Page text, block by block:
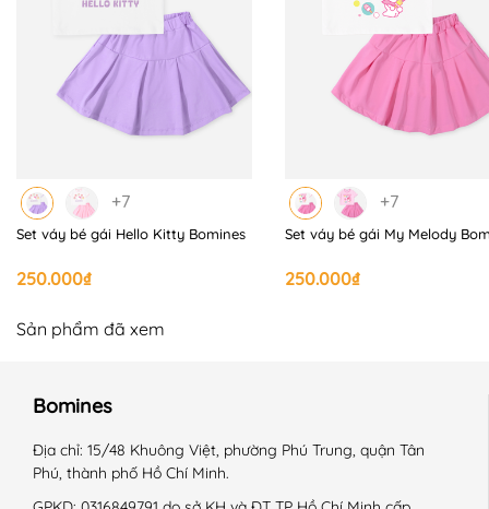
+7
Set váy bé gái Hello Kitty Bomines
250.000₫
+7
Set váy bé gái My Melody
250.000₫
Sản phẩm đã xem
Bomines
Địa chỉ: 15/48 Khuông Việt, phường Phú Trung, quận Tân
Phú, thành phố Hồ Chí Minh.